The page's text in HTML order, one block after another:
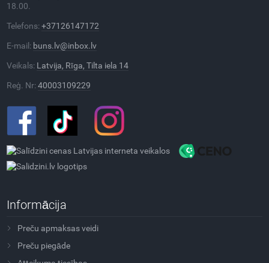
18.00.
Telefons:+37126147172
E-mail: buns.lv@inbox.lv
Veikals: Latvija, Rīga, Tilta iela 14
Reģ. Nr:40003109229
Informācija
Preču apmaksas veidi
Preču piegāde